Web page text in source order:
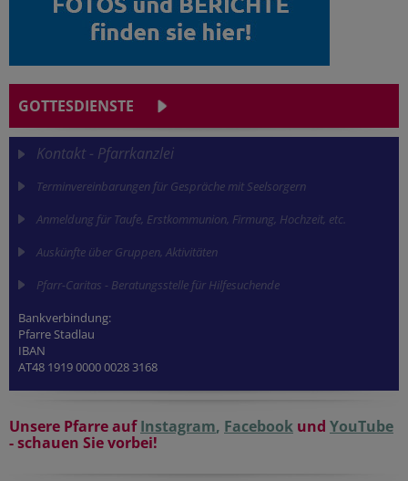
GOTTESDIENSTE
Kontakt - Pfarrkanzlei
Terminvereinbarungen für Gespräche mit Seelsorgern
Anmeldung für Taufe, Erstkommunion, Firmung, Hochzeit, etc.
Auskünfte über Gruppen, Aktivitäten
Pfarr-Caritas - Beratungsstelle für Hilfesuchende
Bankverbindung:
Pfarre Stadlau
IBAN
AT48 1919 0000 0028 3168
Unsere Pfarre auf Instagram, Facebook und YouTube
- schauen Sie vorbei!